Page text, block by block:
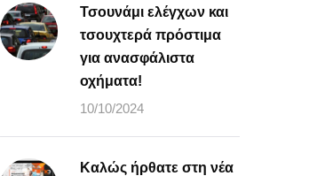
Τσουνάμι ελέγχων και
τσουχτερά πρόστιμα
για ανασφάλιστα
οχήματα!
10/10/2024
Καλώς ήρθατε στη νέα